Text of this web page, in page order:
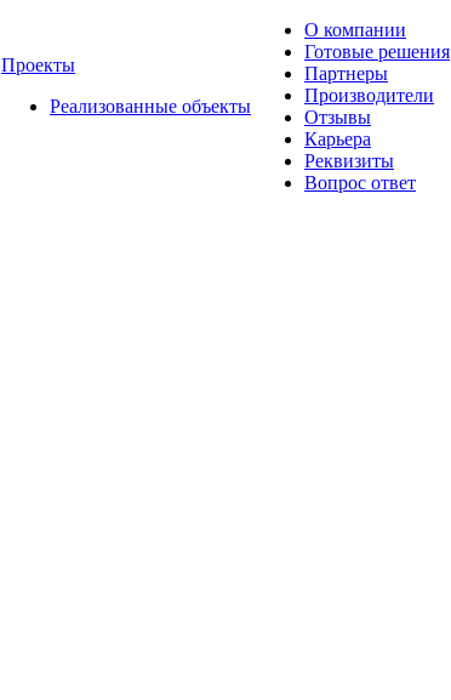
Проекты
Реализованные объекты
О компании
Готовые решения
Партнеры
Производители
Отзывы
Карьера
Реквизиты
Вопрос ответ